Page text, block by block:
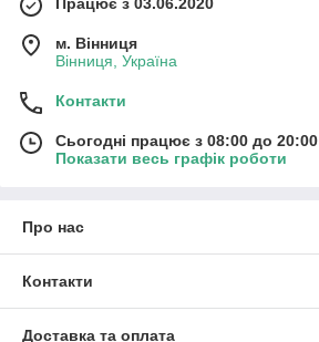
м. Вінниця
Вінниця, Україна
Контакти
Сьогодні працює з 08:00 до 20:00
Показати весь графік роботи
Про нас
Контакти
Доставка та оплата